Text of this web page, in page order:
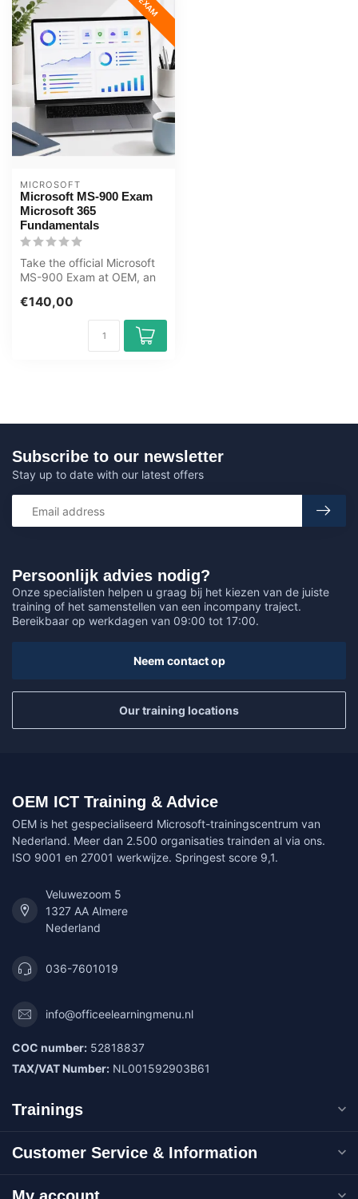
EXAM
MICROSOFT
Microsoft MS-900 Exam
Microsoft 365
Fundamentals
Take the official Microsoft
MS-900 Exam at OEM, an
cen...
€140,00
Persoonlijk advies nodig?
Onze specialisten helpen u graag bij het kiezen van de juiste
training of het samenstellen van een incompany traject.
Bereikbaar op werkdagen van 09:00 tot 17:00.
Neem contact op
Our training locations
Subscribe to our newsletter
Stay up to date with our latest offers
OEM ICT Training & Advice
OEM is het gespecialiseerd Microsoft-trainingscentrum van
Nederland. Meer dan 2.500 organisaties trainden al via ons.
ISO 9001 en 27001 werkwijze. Springest score 9,1.
Veluwezoom 5
1327 AA Almere
Nederland
036-7601019
info@officeelearningmenu.nl
COC number: 52818837
TAX/VAT Number: NL001592903B61
Trainings
Customer Service & Information